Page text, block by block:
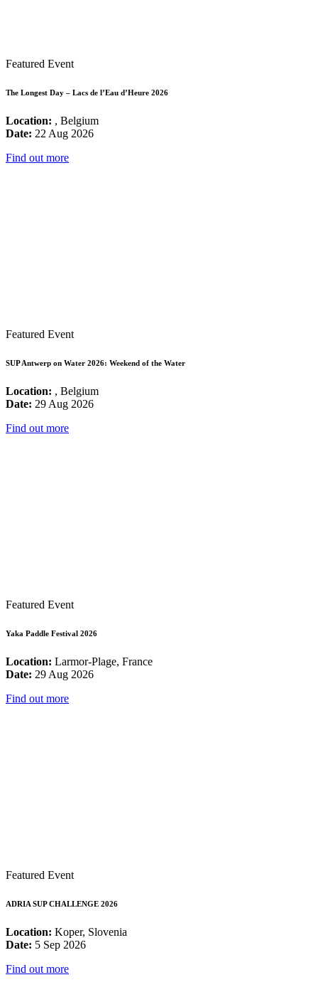
Featured Event
The Longest Day – Lacs de l’Eau d’Heure 2026
Location: , Belgium
Date: 22 Aug 2026
Find out more
Featured Event
SUP Antwerp on Water 2026: Weekend of the Water
Location: , Belgium
Date: 29 Aug 2026
Find out more
Featured Event
Yaka Paddle Festival 2026
Location: Larmor-Plage, France
Date: 29 Aug 2026
Find out more
Featured Event
ADRIA SUP CHALLENGE 2026
Location: Koper, Slovenia
Date: 5 Sep 2026
Find out more